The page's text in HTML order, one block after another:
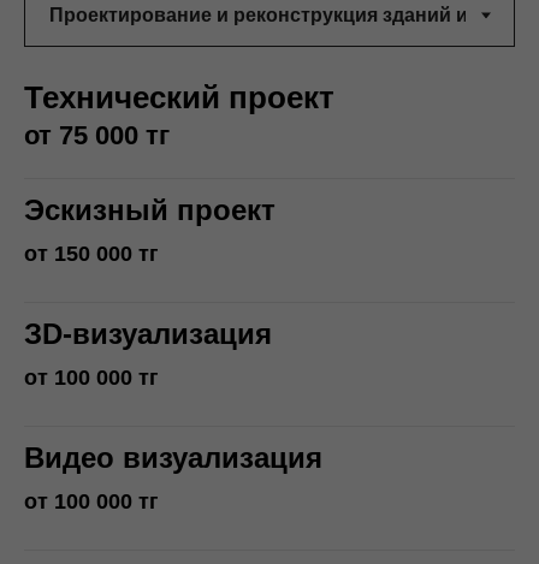
Технический проект
от 75 000 тг
Эскизный проект
от 150 000 тг
ЗD-визуализация
от 100 000 тг
Видео визуализация
от 100 000 тг